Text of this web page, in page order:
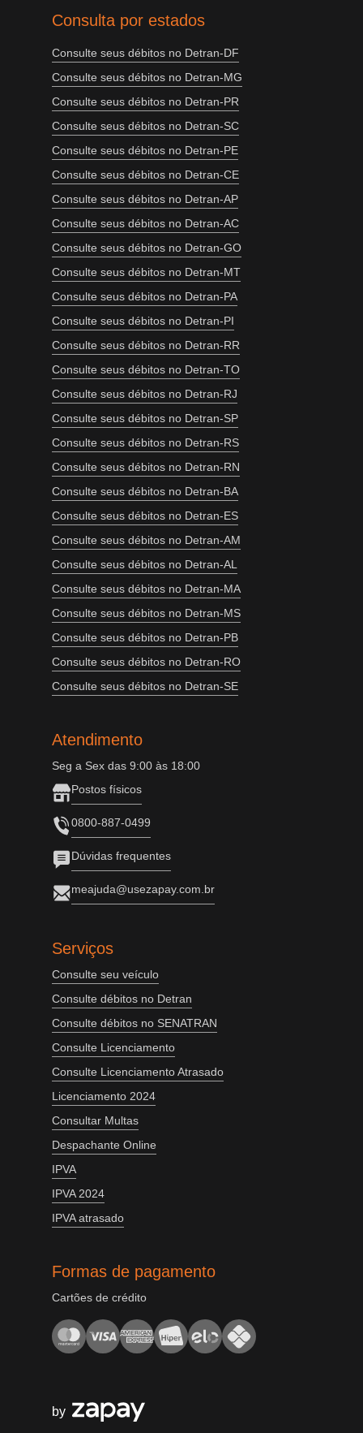
Consulta por estados
Consulte seus débitos no Detran-DF
Consulte seus débitos no Detran-MG
Consulte seus débitos no Detran-PR
Consulte seus débitos no Detran-SC
Consulte seus débitos no Detran-PE
Consulte seus débitos no Detran-CE
Consulte seus débitos no Detran-AP
Consulte seus débitos no Detran-AC
Consulte seus débitos no Detran-GO
Consulte seus débitos no Detran-MT
Consulte seus débitos no Detran-PA
Consulte seus débitos no Detran-PI
Consulte seus débitos no Detran-RR
Consulte seus débitos no Detran-TO
Consulte seus débitos no Detran-RJ
Consulte seus débitos no Detran-SP
Consulte seus débitos no Detran-RS
Consulte seus débitos no Detran-RN
Consulte seus débitos no Detran-BA
Consulte seus débitos no Detran-ES
Consulte seus débitos no Detran-AM
Consulte seus débitos no Detran-AL
Consulte seus débitos no Detran-MA
Consulte seus débitos no Detran-MS
Consulte seus débitos no Detran-PB
Consulte seus débitos no Detran-RO
Consulte seus débitos no Detran-SE
Atendimento
Seg a Sex das 9:00 às 18:00
Postos físicos
0800-887-0499
Dúvidas frequentes
meajuda@usezapay.com.br
Serviços
Consulte seu veículo
Consulte débitos no Detran
Consulte débitos no SENATRAN
Consulte Licenciamento
Consulte Licenciamento Atrasado
Licenciamento 2024
Consultar Multas
Despachante Online
IPVA
IPVA 2024
IPVA atrasado
Formas de pagamento
Cartões de crédito
by